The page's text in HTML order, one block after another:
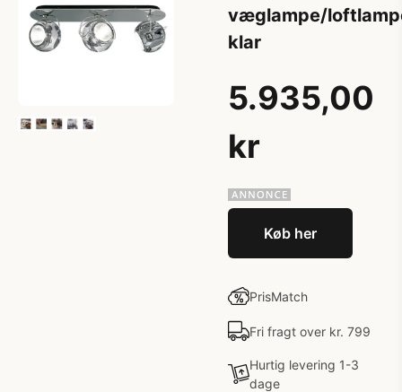
væglampe/
klar
5.935,00
kr
Køb her
PrisMatch
Fri fragt over kr. 799
Hurtig levering 1-3
dage